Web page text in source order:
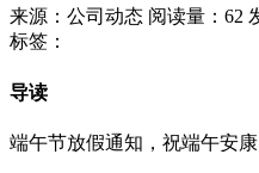
来源：公司动态 阅读量：62
标签：
导读
端午节放假通知，祝端午安